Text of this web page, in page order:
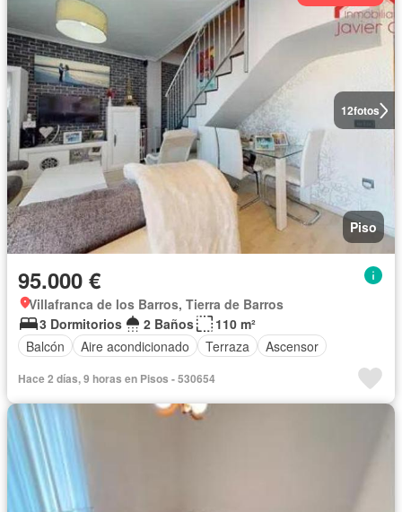
12fotos
Piso
95.000 €
Villafranca de los Barros, Tierra de Barros
3 Dormitorios
2 Baños
110 m²
Balcón
Aire acondicionado Terraza Ascensor
Hace 2 días, 9 horas en Pisos - 530654